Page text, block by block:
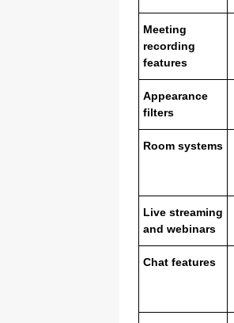
Meeting
recording
features
Appearance
filters
Room systems
Live streaming
and webinars
Chat features